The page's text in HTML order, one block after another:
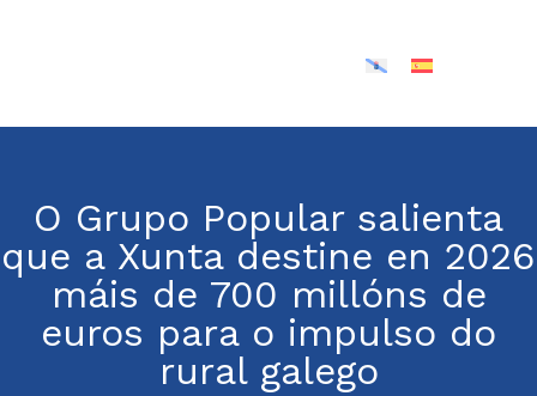
O Grupo Popular salienta
que a Xunta destine en 2026
máis de 700 millóns de
euros para o impulso do
rural galego